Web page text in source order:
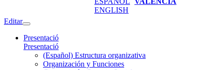
ENGLISH
Editar
Presentació
Presentació
(Español) Estructura organizativa
Organización y Funciones